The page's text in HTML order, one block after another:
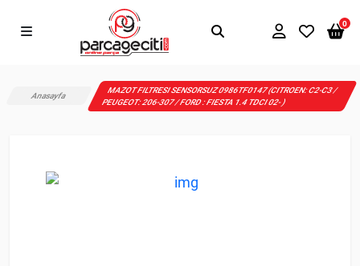
0
Anasayfa
MAZOT FILTRESI SENSORSUZ 0986TF0147 (CITROEN: C2-C3 /
PEUGEOT: 206-307 / FORD : FIESTA 1.4 TDCI 02- )